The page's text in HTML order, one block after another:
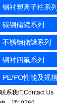
钢衬塑离子柱系列
碳钢储罐系列
不锈钢储罐系列
钢衬四氟系列
PE/PO性能及规
表
联系我们Contact Us